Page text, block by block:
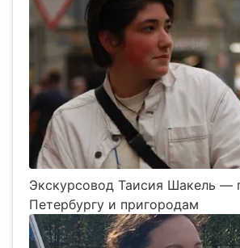
Экскурсовод Таисия Шакель —
Петербургу и пригородам